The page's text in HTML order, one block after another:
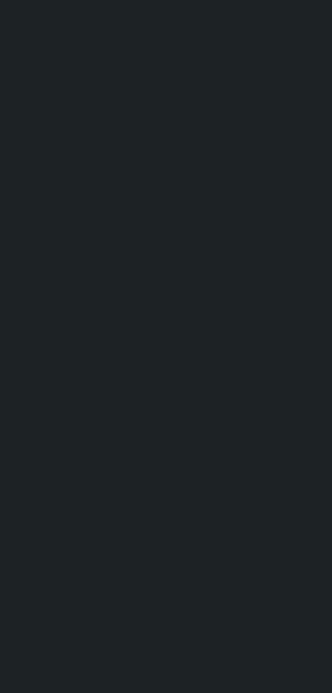
काठमाडौं ।
३१७ जना सवारी
कारवाहीमा पर्नेमा
तथा ओराल्ने ९६ जना
ढोका खुल्लै राखेर
बढी यात्रु राख्ने ३३